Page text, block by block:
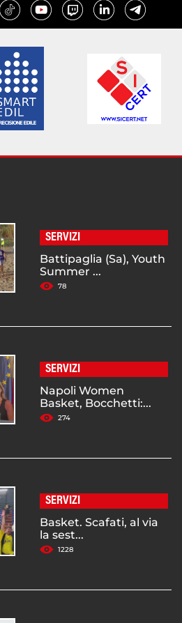
SERVIZI
Battipaglia (Sa), Youth
Summer ...
78
SERVIZI
Napoli Women
Basket, Bocchetti:...
274
SERVIZI
Basket. Scafati, al via
la sest...
1228